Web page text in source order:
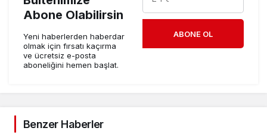
Abone Olabilirsin
Yeni haberlerden haberdar
olmak için fırsatı kaçırma
ve ücretsiz e-posta
aboneliğini hemen başlat.
ABONE OL
Benzer Haberler